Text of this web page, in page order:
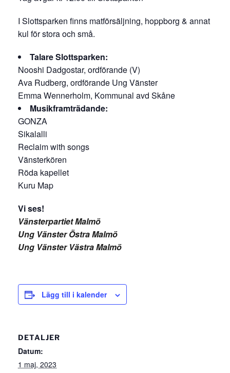
I Slottsparken finns matförsäljning, hoppborg & annat
kul för stora och små.
Talare Slottsparken:
Nooshi Dadgostar, ordförande (V)
Ava Rudberg, ordförande Ung Vänster
Emma Wennerholm, Kommunal avd Skåne
Musikframträdande:
GONZA
Sikalalli
Reclaim with songs
Vänsterkören
Röda kapellet
Kuru Map
Vi ses!
Vänsterpartiet Malmö
Ung Vänster Östra Malmö
Ung Vänster Västra Malmö
Lägg till i kalender
DETALJER
Datum:
1 maj, 2023